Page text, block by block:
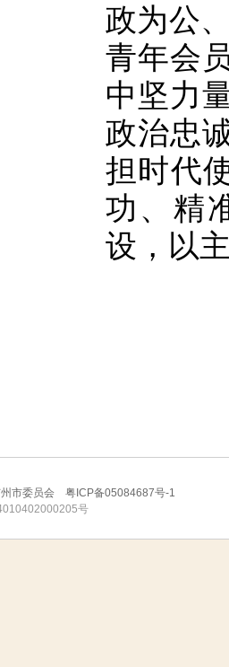
政为公
青年会
中坚力
政治忠
担时代
功、精
设，以
州市委员会 粤ICP备05084687号-1
号